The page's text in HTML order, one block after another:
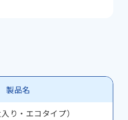
製品名
り・エコタイプ）